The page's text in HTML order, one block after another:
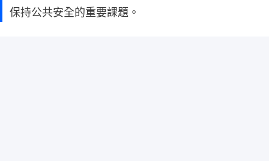
保持公共安全的重要課題。